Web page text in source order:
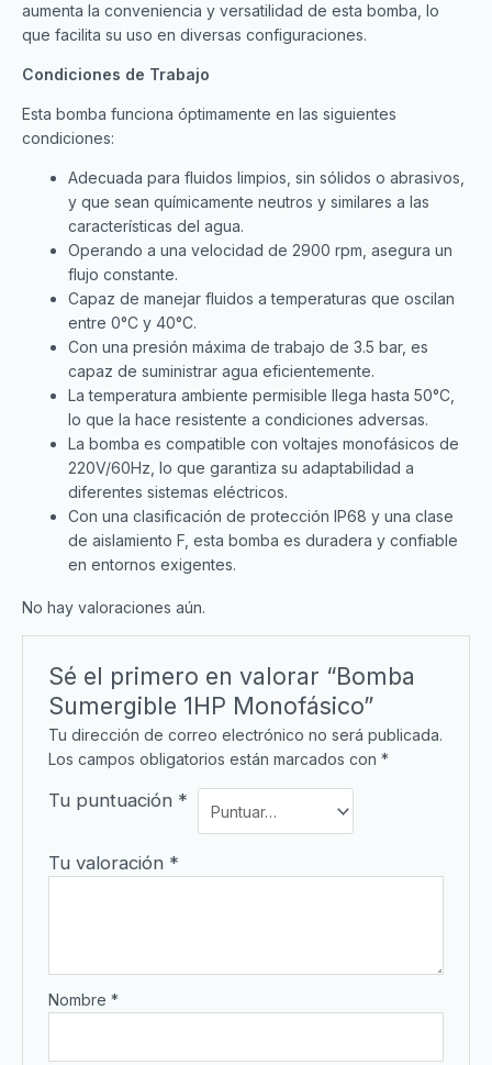
aumenta la conveniencia y versatilidad de esta bomba, lo
que facilita su uso en diversas configuraciones.
Condiciones de Trabajo
Esta bomba funciona óptimamente en las siguientes
condiciones:
Adecuada para fluidos limpios, sin sólidos o abrasivos,
y que sean químicamente neutros y similares a las
características del agua.
Operando a una velocidad de 2900 rpm, asegura un
flujo constante.
Capaz de manejar fluidos a temperaturas que oscilan
entre 0°C y 40°C.
Con una presión máxima de trabajo de 3.5 bar, es
capaz de suministrar agua eficientemente.
La temperatura ambiente permisible llega hasta 50°C,
lo que la hace resistente a condiciones adversas.
La bomba es compatible con voltajes monofásicos de
220V/60Hz, lo que garantiza su adaptabilidad a
diferentes sistemas eléctricos.
Con una clasificación de protección IP68 y una clase
de aislamiento F, esta bomba es duradera y confiable
en entornos exigentes.
No hay valoraciones aún.
Sé el primero en valorar “Bomba
Sumergible 1HP Monofásico”
Tu dirección de correo electrónico no será publicada.
Los campos obligatorios están marcados con*
Tu puntuación *
Tu valoración *
Nombre*